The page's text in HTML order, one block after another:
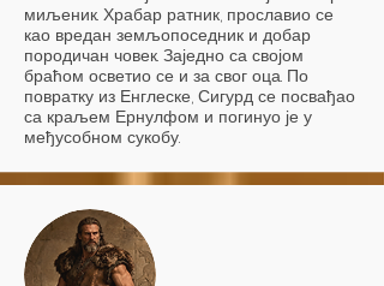
миљеник. Храбар ратник, прославио се
као вредан земљопоседник и добар
породичан човек. Заједно са својом
браћом осветио се и за свог оца. По
повратку из Енглеске, Сигурд се посвађао
са краљем Ернулфом и погинуо је у
међусобном сукобу.